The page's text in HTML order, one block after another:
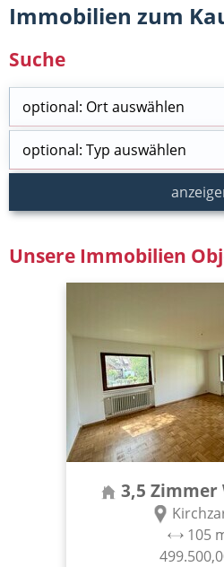
Immobilien zum
Suche
Unsere Immobilien
3,5 Zimmer
105